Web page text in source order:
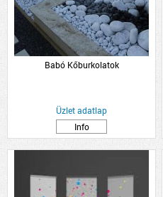
Babó Kőburkolatok
Üzlet adatlap
Info